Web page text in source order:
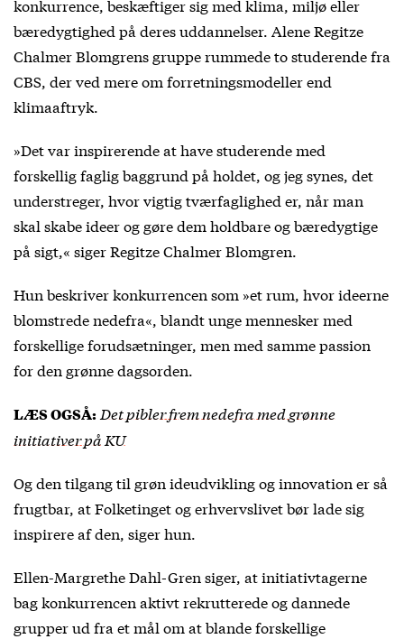
konkurrence, beskæftiger sig med klima, miljø eller
bæredygtighed på deres uddannelser. Alene Regitze
Chalmer Blomgrens gruppe rummede to studerende fra
CBS, der ved mere om forretningsmodeller end
klimaaftryk.
»Det var inspirerende at have studerende med
forskellig faglig baggrund på holdet, og jeg synes, det
understreger, hvor vigtig tværfaglighed er, når man
skal skabe ideer og gøre dem holdbare og bæredygtige
på sigt,« siger Regitze Chalmer Blomgren.
Hun beskriver konkurrencen som »et rum, hvor ideerne
blomstrede nedefra«, blandt unge mennesker med
forskellige forudsætninger, men med samme passion
for den grønne dagsorden.
LÆS OGSÅ: Det pibler frem nedefra med grønne
initiativer på KU
Og den tilgang til grøn ideudvikling og innovation er så
frugtbar, at Folketinget og erhvervslivet bør lade sig
inspirere af den, siger hun.
Ellen-Margrethe Dahl-Gren siger, at initiativtagerne
bag konkurrencen aktivt rekrutterede og dannede
grupper ud fra et mål om at blande forskellige